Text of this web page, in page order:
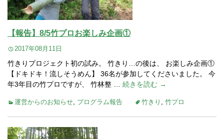
【報告】8/5竹プロお楽しみ企画①
2017年08月11日
竹きりプロジェクト初の試み。 竹きり…の後は、 お楽しみ企画①
【ドキドキ！流しそうめん】 36名が参加してくださいました。 今
年3年目の竹プロですが、 竹林整 … 続きを読む →
運営からのお知らせ, プログラム報告 竹きり , 竹プロ